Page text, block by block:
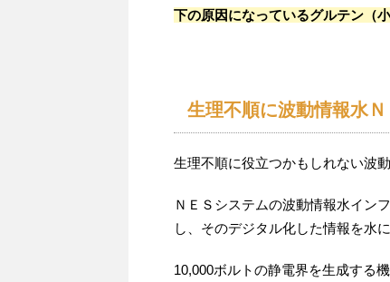
下の原因になっているグルテン（
生理不順に波動情報水
生理不順に役立つかもしれない波
ＮＥＳシステムの波動情報水イン
し、そのデジタル化した情報を水
10,000ボルトの静電界を生成する